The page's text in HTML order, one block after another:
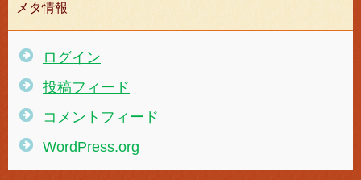
メタ情報
ログイン
投稿フィード
コメントフィード
WordPress.org